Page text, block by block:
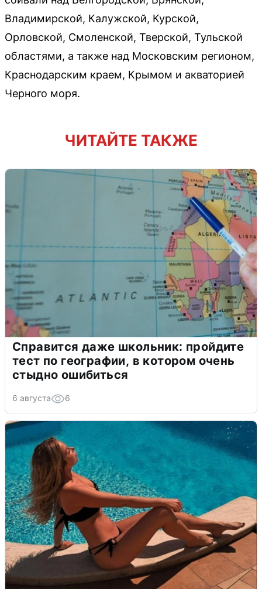
Владимирской, Калужской, Курской,
Орловской, Смоленской, Тверской, Тульской
областями, а также над Московским регионом,
Краснодарским краем, Крымом и акваторией
Черного моря.
ЧИТАЙТЕ ТАКЖЕ
Справится даже школьник: пройдите
тест по географии, в котором очень
стыдно ошибиться
6 августа 6